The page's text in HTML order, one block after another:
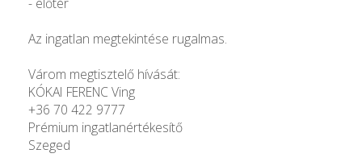
Az ingatlan megtekintése rugalmas.
Várom megtisztelő hívását:
KÓKAI FERENC Ving
+36 70 422 9777
Prémium ingatlanértékesítő
Szeged